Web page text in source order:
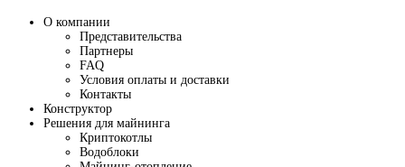
О компании
Представительства
Партнеры
FAQ
Условия оплаты и доставки
Контакты
Конструктор
Решения для майнинга
Криптокотлы
Водоблоки